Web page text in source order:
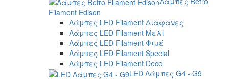
Filament Edison
Λάμπες LED Filament Διάφανες
Λάμπες LED Filament Μελί
Λάμπες LED Filament Φιμέ
Λάμπες LED Filament Special
Λάμπες LED Filament Deco
LED Λάμπες G4 - G9